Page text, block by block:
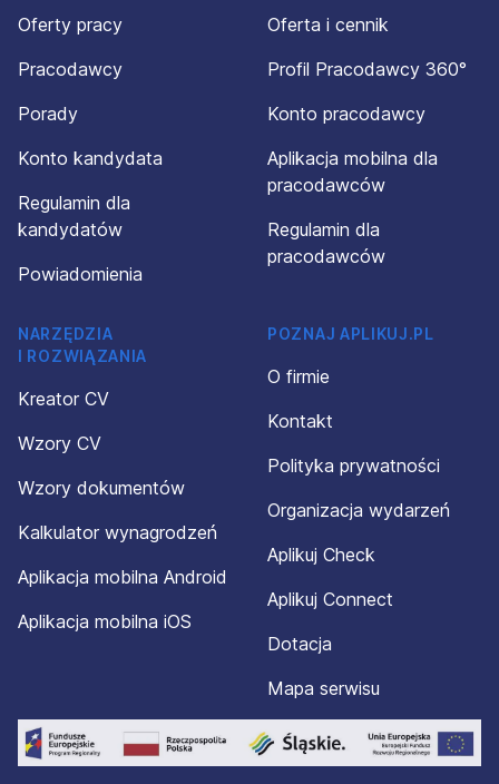
Oferty pracy
Pracodawcy
Porady
Konto kandydata
Regulamin dla
kandydatów
Powiadomienia
Oferta i cennik
Profil Pracodawcy 360°
Konto pracodawcy
Aplikacja mobilna dla
pracodawców
Regulamin dla
pracodawców
NARZĘDZIA
I ROZWIĄZANIA
Kreator CV
Wzory CV
Wzory dokumentów
Kalkulator wynagrodzeń
Aplikacja mobilna Android
Aplikacja mobilna iOS
POZNAJ APLIKUJ.PL
O firmie
Kontakt
Polityka prywatności
Organizacja wydarzeń
Aplikuj Check
Aplikuj Connect
Dotacja
Mapa serwisu